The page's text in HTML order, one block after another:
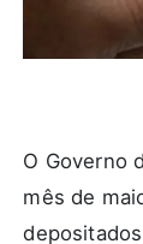
O Governo
mês de